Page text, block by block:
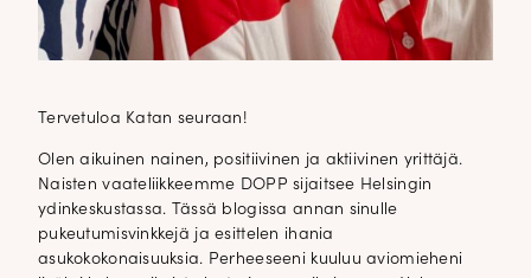
Tervetuloa Katan seuraan!
Olen aikuinen nainen, positiivinen ja aktiivinen yrittäjä.
Naisten vaateliikkeemme DOPP sijaitsee Helsingin
ydinkeskustassa. Tässä blogissa annan sinulle
pukeutumisvinkkejä ja esittelen ihania
asukokokonaisuuksia. Perheeseeni kuuluu aviomieheni